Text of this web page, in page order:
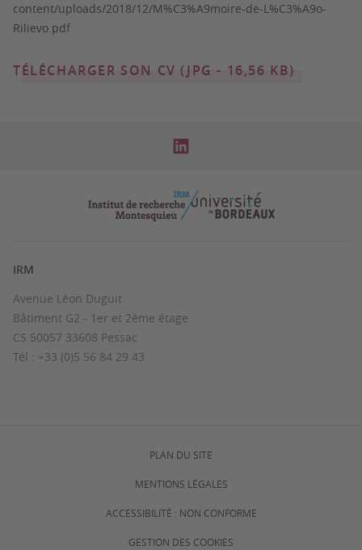
content/uploads/2018/12/M%C3%A9moire-de-L%C3%A9o-
Rilievo.pdf
TÉLÉCHARGER SON CV (JPG - 16,56 KB)
IRM
Avenue Léon Duguit
Bâtiment G2 - 1er et 2ème étage
CS 50057 33608 Pessac
Tél : +33 (0)5 56 84 29 43
PLAN DU SITE
MENTIONS LÉGALES
ACCESSIBILITÉ : NON CONFORME
GESTION DES COOKIES